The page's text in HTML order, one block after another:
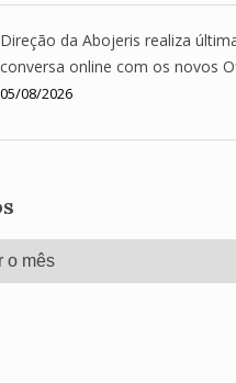
Direção da Abojeris realiza
conversa online com os novos
05/08/2026